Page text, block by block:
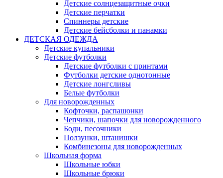
Детские солнцезащитные очки
Детские перчатки
Спиннеры детские
Детские бейсболки и панамки
ДЕТСКАЯ ОДЕЖДА
Детские купальники
Детские футболки
Детские футболки с принтами
Футболки детские однотонные
Детские лонгсливы
Белые футболки
Для новорожденных
Кофточки, распашонки
Чепчики, шапочки для новорожденного
Боди, песочники
Ползунки, штанишки
Комбинезоны для новорожденных
Школьная форма
Школьные юбки
Школьные брюки